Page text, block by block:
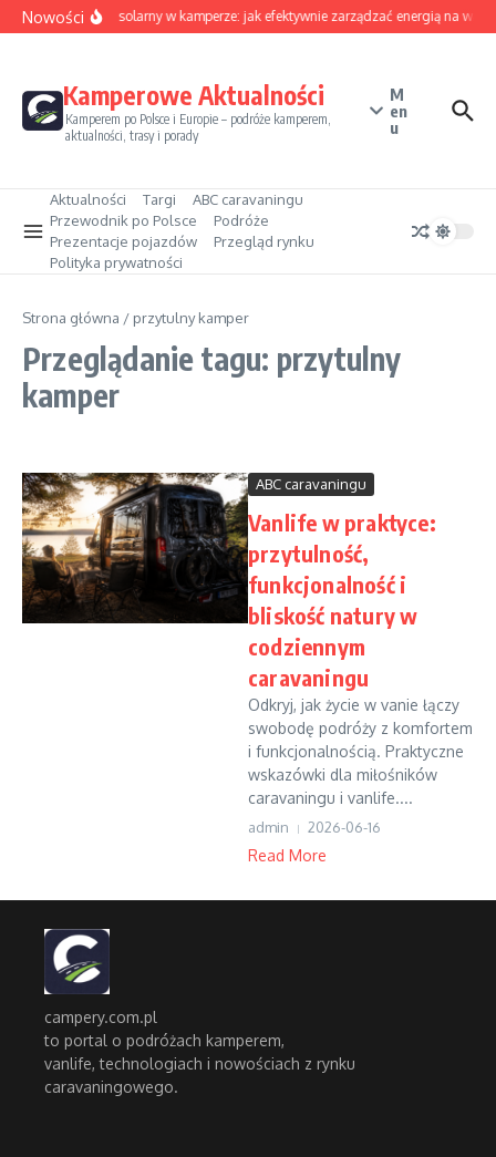
Przejdź do treści
NowościSezon solarny w kamperze: jak efektywnie zarządzać energią na
Kamperowe Aktualności
Kamperem po Polsce i Europie – podróże kamperem,
aktualności, trasy i porady
M
en
u
Aktualności Targi
ABC caravaningu
Przewodnik po Polsce
Podróże
Prezentacje pojazdów
Przegląd rynku
Polityka prywatności
Strona główna / przytulny kamper
Przeglądanie tagu: przytulny
kamper
ABC caravaningu
Vanlife w praktyce:
przytulność,
funkcjonalność i
bliskość natury w
codziennym
caravaningu
Odkryj, jak życie w vanie łączy
swobodę podróży z komfortem
i funkcjonalnością. Praktyczne
wskazówki dla miłośników
caravaningu i vanlife....
admin 2026-06-16
Read More
campery.com.pl
to portal o podróżach kamperem,
vanlife, technologiach i nowościach z rynku
caravaningowego.